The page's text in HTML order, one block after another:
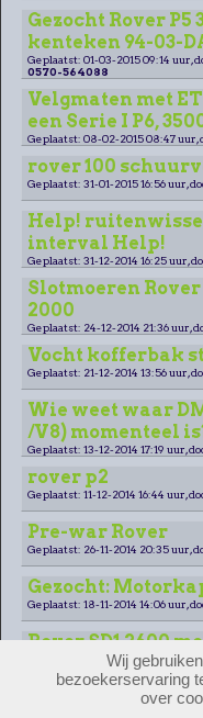
Gezocht Rover P5
kenteken 94-03-
Geplaatst: 01-03-2015 09:14 uur,
0570-564088
Velgmaten met
een Serie I P6,
Geplaatst: 08-02-2015 08:47 uur,
rover 100
Geplaatst: 31-01-2015 16:56 uur,
Help!
interval Help!
Geplaatst: 31-12-2014 16:25 uur,
Slotmoeren Rover
2000
Geplaatst: 24-12-2014 21:36 uur,
Vocht kofferbak
Geplaatst: 21-12-2014 13:56 uur,
Wie weet waar
/V8) momenteel
Geplaatst: 13-12-2014 17:19 uur,
rover p2
Geplaatst: 11-12-2014 16:44 uur,
Pre-war Rover
Geplaatst: 26-11-2014 20:35 uur,
Gezocht:
Geplaatst: 18-11-2014 14:06 uur,
Rover SD1 2600
Geplaatst: 26-10-2014 17:09 uur,
Betrouwbaarheid
Wij
bezoekerservaring
over